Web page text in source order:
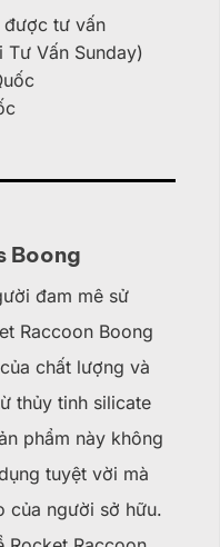
được tư vấn
Tư Vấn Sunday)
Boong
đam mê sử
Raccoon Boong
chất lượng và
thủy tinh silicate
phẩm này không
tuyệt vời mà
của người sở hữu.